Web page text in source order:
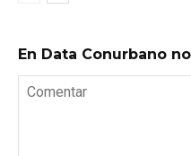
En Data Conurbano